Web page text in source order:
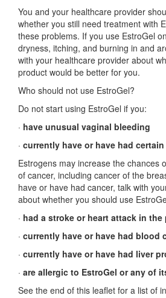
You and your healthcare provider
whether you still need treatment with
these problems. If you use EstroGel
dryness, itching, and burning in and
with your healthcare provider about
product would be better for you.
Who should not use EstroGel?
Do not start using EstroGel if you:
· have unusual vaginal bleeding
· currently have or have had
Estrogens may increase the chances
of cancer, including cancer of the
have or have had cancer, talk with
about whether you should use
· had a stroke or heart attack in the
· currently have or have had blood
· currently have or have had liver
· are allergic to EstroGel or any of
See the end of this leaflet for a list of